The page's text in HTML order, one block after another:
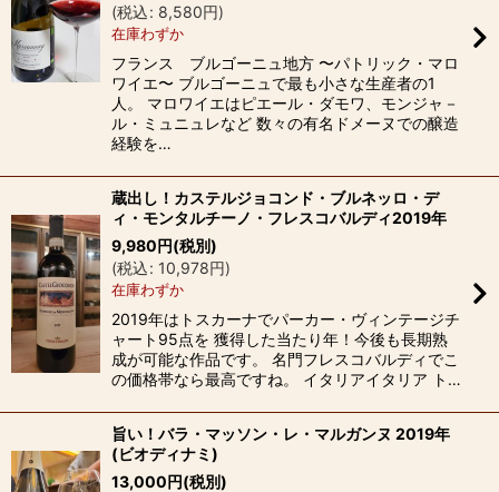
絞り込む
(税込: 8,580円)
在庫わずか
フランス ブルゴーニュ地方 〜パトリック・マロ
ワイエ〜 ブルゴーニュで最も小さな生産者の1
人。 マロワイエはピエール・ダモワ、モンジャ－
ル・ミュニュレなど 数々の有名ドメーヌでの醸造
経験を…
蔵出し！カステルジョコンド・ブルネッロ・デ
ィ・モンタルチーノ・フレスコバルディ2019年
9,980円(税別)
(税込: 10,978円)
在庫わずか
2019年はトスカーナでパーカー・ヴィンテージチ
ャート95点を 獲得した当たり年！今後も長期熟
成が可能な作品です。 名門フレスコバルディでこ
の価格帯なら最高ですね。 イタリアイタリア ト…
旨い！バラ・マッソン・レ・マルガンヌ 2019年
(ビオディナミ)
13,000円(税別)